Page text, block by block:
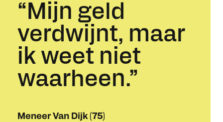
“Mijn geld
verdwijnt, maar
ik weet niet
waarheen.”
Meneer Van Dijk (75)